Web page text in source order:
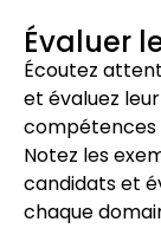
Évaluer
Écoutez
et évaluez
compétences
Notez les
candidats et
chaque